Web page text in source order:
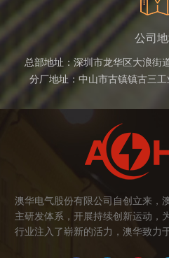
公司
总部地址：深圳市龙华区大浪街
分厂地址：中山市古镇镇古三
澳华电气股份有限公司自创立来，
主研发体系，开展持续创新运动，
行业注入了崭新的活力，澳华致力